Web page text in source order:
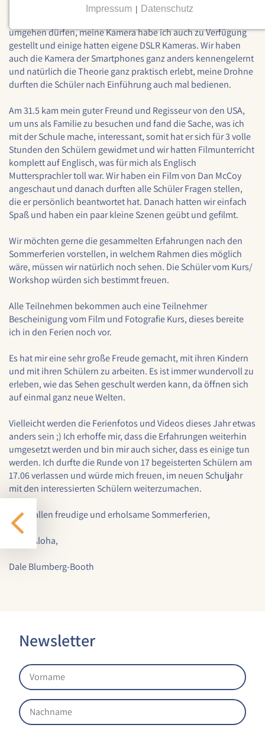
umgehen dürfen, meine Kamera habe ich auch zu Verfügung
gestellt und einige hatten eigene DSLR Kameras. Wir haben
auch die Kamera der Smartphones ganz anders kennengelernt
und natürlich die Theorie ganz praktisch erlebt, meine Drohne
durften die Schüler nach Einführung auch mal bedienen.
Am 31.5 kam mein guter Freund und Regisseur von den USA,
um uns als Familie zu besuchen und fand die Sache, was ich
mit der Schule mache, interessant, somit hat er sich für 3 volle
Stunden den Schülern gewidmet und wir hatten Filmunterricht
komplett auf Englisch, was für mich als Englisch
Muttersprachler toll war. Wir haben ein Film von Dan McCoy
angeschaut und danach durften alle Schüler Fragen stellen,
die er persönlich beantwortet hat. Danach hatten wir einfach
Spaß und haben ein paar kleine Szenen geübt und gefilmt.
Wir möchten gerne die gesammelten Erfahrungen nach den
Sommerferien vorstellen, in welchem Rahmen dies möglich
wäre, müssen wir natürlich noch sehen. Die Schüler vom Kurs/
Workshop würden sich bestimmt freuen.
Alle Teilnehmen bekommen auch eine Teilnehmer
Bescheinigung vom Film und Fotografie Kurs, dieses bereite
ich in den Ferien noch vor.
Es hat mir eine sehr große Freude gemacht, mit ihren Kindern
und mit ihren Schülern zu arbeiten. Es ist immer wundervoll zu
erleben, wie das Sehen geschult werden kann, da öffnen sich
auf einmal ganz neue Welten.
Vielleicht werden die Ferienfotos und Videos dieses Jahr etwas
anders sein ;) Ich erhoffe mir, dass die Erfahrungen weiterhin
umgesetzt werden und bin mir auch sicher, dass es einige tun
werden. Ich durfte die Runde von 17 begeisterten Schülern am
17.06 verlassen und würde mich freuen, im neuen Schuljahr
mit den interessierten Schülern weiterzumachen.
Ihnen allen freudige und erholsame Sommerferien,
Much Aloha,
Dale Blumberg-Booth
Newsletter
Notwendige Cookies ermöglichen grundlegende
Funktionen und sind für die einwandfreie Funktion
der Website erforderlich.
Einverständnis-Cookie
Name:
cookie_consent
Zweck:
Dieser Cookie speichert die ausgewählten
Einverständnis-Optionen des Benutzers
Cookie Laufzeit:
1 Jahr
STATISTIK
Statistik Cookies erfassen Informationen anonym.
Diese Informationen helfen uns zu verstehen, wie
Google Analytics
google_analytics
Anbieter:
Google LLC
Zweck:
Sammelt anonymisierte Daten für die
Website-Analyse und kontinuierliche
Verbesserung der Benutzererfahrung.
Cookie Laufzeit:
1 Jahr
EXTERNE MEDIEN
können, werden von diesen externen Medien
nextcloud
Zweck:
Dieser Cookie speichert die ausgewählten
Einverständnis-Optionen des Benutzers für
das Laden des Nextcloud-Kalenders
Cookie Laufzeit:
Impressum Datenschutz